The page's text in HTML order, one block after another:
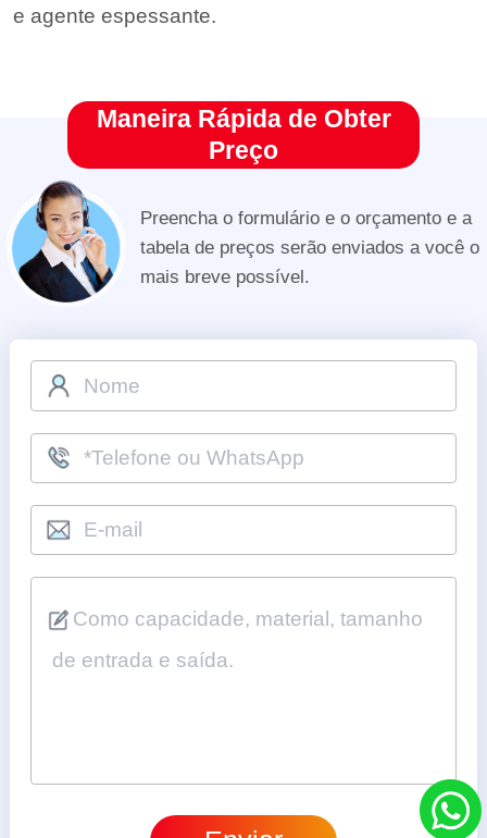
e agente espessante.
Maneira Rápida de Obter
Preço
Preencha o formulário e o orçamento e a
tabela de preços serão enviados a você o
mais breve possível.